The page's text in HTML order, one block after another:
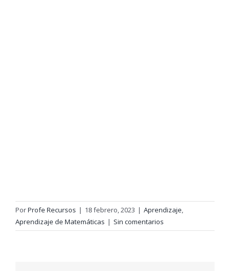
PorProfe Recursos | 18 febrero, 2023 | Aprendizaje,
Aprendizaje de Matemáticas | Sin comentarios